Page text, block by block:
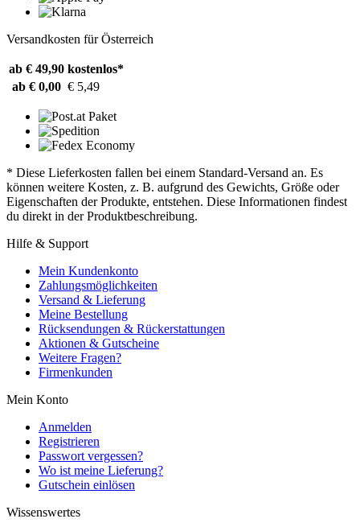
Versandkosten für Österreich
ab € 49,90 kostenlos*
ab € 0,00 € 5,49
* Diese Lieferkosten fallen bei einem Standard-Versand an. Es
können weitere Kosten, z. B. aufgrund des Gewichts, Größe oder
Eigenschaften der Produkte, entstehen. Diese Informationen findest
du direkt in der Produktbeschreibung.
Hilfe & Support
Mein Kundenkonto
Zahlungsmöglichkeiten
Versand & Lieferung
Meine Bestellung
Rücksendungen & Rückerstattungen
Aktionen & Gutscheine
Weitere Fragen?
Firmenkunden
Mein Konto
Anmelden
Registrieren
Passwort vergessen?
Wo ist meine Lieferung?
Gutschein einlösen
Wissenswertes